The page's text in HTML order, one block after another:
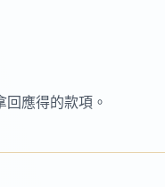
應得的款項。